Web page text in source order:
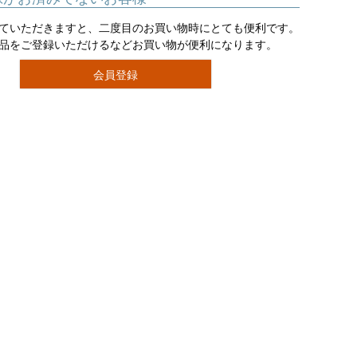
いただきますと、二度目のお買い物時にとても便利です。
をご登録いただけるなどお買い物が便利になります。
会員登録